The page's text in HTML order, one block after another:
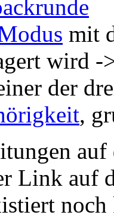
mit
wird -
der
,
Link auf
noch